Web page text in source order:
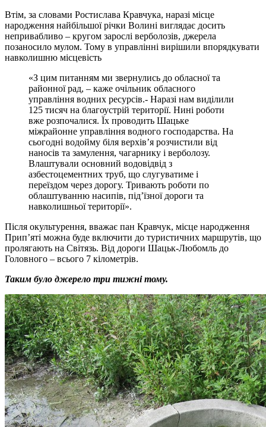
Втім, за словами Ростислава Кравчука, наразі місце
народження найбільшої річки Волині виглядає досить
непривабливо – кругом зарослі верболозів, джерела
позаносило мулом. Тому в управлінні вирішили впорядкувати
навколишню місцевість
«З цим питанням ми звернулись до обласної та
районної рад, – каже очільник обласного
управління водних ресурсів.- Наразі нам виділили
125 тисяч на благоустрій території. Нині роботи
вже розпочалися. Їх проводить Шацьке
міжрайонне управління водного господарства. На
сьогодні водойму біля верхів’я розчистили від
наносів та замулення, чагарнику і верболозу.
Влаштували основний водовідвід з
азбестоцементних труб, що слугуватиме і
переїздом через дорогу. Тривають роботи по
облаштуванню насипів, під’їзної дороги та
навколишньої території».
Після окультурення, вважає пан Кравчук, місце народження
Прип’яті можна буде включити до туристичних маршрутів, що
пролягають на Світязь. Від дороги Шацьк-Любомль до
Головного – всього 7 кілометрів.
Таким було джерело три тижні тому.